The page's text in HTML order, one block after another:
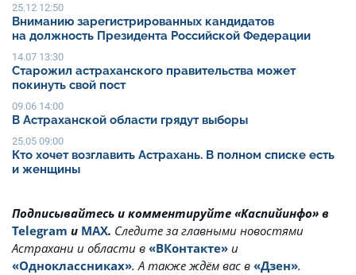
25.12 12:50
Вниманию зарегистрированных кандидатов
на должность Президента Российской Федерации
14.07 13:30
Старожил астраханского правительства может
покинуть свой пост
09.06 14:00
В Астраханской области грядут выборы
25.05 09:00
Кто хочет возглавить Астрахань. В полном списке есть
и женщины
Подписывайтесь и комментируйте «Каспийинфо» в
Telegram и MAX. Cледите за главными новостями
Астрахани и области в «ВКонтакте» и
«Одноклассниках». А также ждём вас в «Дзен».